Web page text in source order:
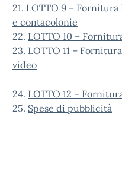
21. LOTTO 9 –
e contacolonie
22. LOTTO 10 –
23. LOTTO 11 –
video
24. LOTTO 12 –
25. Spese di pubblicità